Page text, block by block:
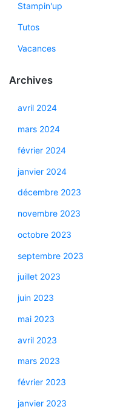
Stampin'up
Tutos
Vacances
Archives
avril 2024
mars 2024
février 2024
janvier 2024
décembre 2023
novembre 2023
octobre 2023
septembre 2023
juillet 2023
juin 2023
mai 2023
avril 2023
mars 2023
février 2023
janvier 2023